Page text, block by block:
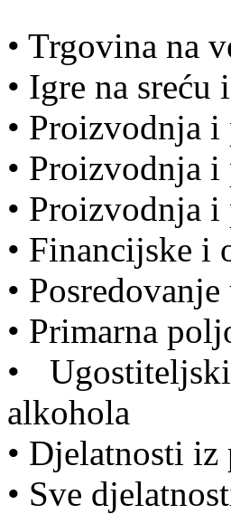
• Trgovina na
• Igre na
• Proizvodnja
• Proizvodnja
• Proizvodnja
• Financijske i
•
• Primarna
•
alkohola
• Djelatnosti iz
• Sve